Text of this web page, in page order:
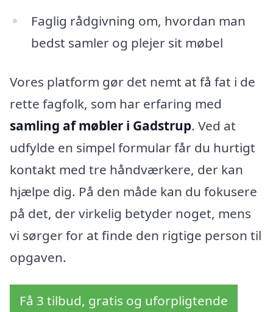
Faglig rådgivning om, hvordan man
bedst samler og plejer sit møbel
Vores platform gør det nemt at få fat i de
rette fagfolk, som har erfaring med
samling af møbler i Gadstrup. Ved at
udfylde en simpel formular får du hurtigt
kontakt med tre håndværkere, der kan
hjælpe dig. På den måde kan du fokusere
på det, der virkelig betyder noget, mens
vi sørger for at finde den rigtige person til
opgaven.
Få 3 tilbud, gratis og uforpligtende